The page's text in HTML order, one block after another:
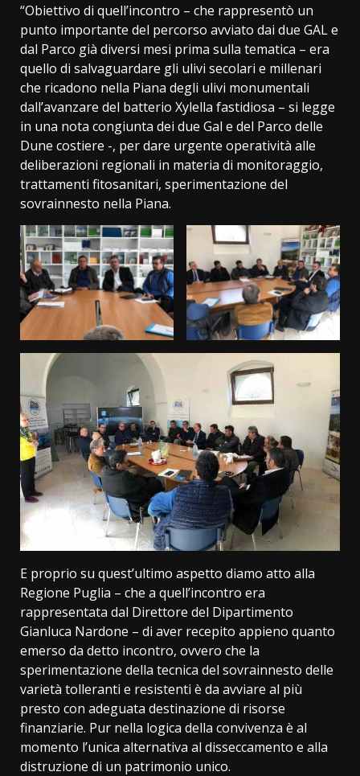
“Obiettivo di quell’incontro – che rappresentò un
punto importante del percorso avviato dai due GAL e
dal Parco già diversi mesi prima sulla tematica – era
quello di salvaguardare gli ulivi secolari e millenari
che ricadono nella Piana degli ulivi monumentali
dall’avanzare del batterio Xylella fastidiosa – si legge
in una nota congiunta dei due Gal e del Parco delle
Dune costiere -, per dare urgente operatività alle
deliberazioni regionali in materia di monitoraggio,
trattamenti fitosanitari, sperimentazione del
sovrainnesto nella Piana.
E proprio su quest’ultimo aspetto diamo atto alla
Regione Puglia – che a quell’incontro era
rappresentata dal Direttore del Dipartimento
Gianluca Nardone – di aver recepito appieno quanto
emerso da detto incontro, ovvero che la
sperimentazione della tecnica del sovrainnesto delle
varietà tolleranti e resistenti è da avviare al più
presto con adeguata destinazione di risorse
finanziarie. Pur nella logica della convivenza è al
momento l’unica alternativa al disseccamento e alla
distruzione di un patrimonio unico.